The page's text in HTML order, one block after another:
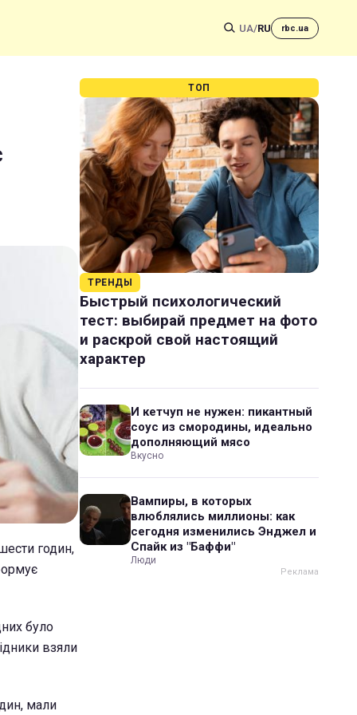
UA/RU rbc.ua
годин,
було
взяли
мали
ТОП
ТРЕНДЫ
Быстрый психологический
тест: выбирай предмет на фото
и раскрой свой настоящий
характер
И кетчуп не нужен: пикантный
соус из смородины, идеально
дополняющий мясо
Вкусно
Вампиры, в которых
влюблялись миллионы: как
сегодня изменились Энджел и
Спайк из "Баффи"
Люди